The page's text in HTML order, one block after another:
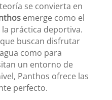
se convierta en
emerge como el
práctica deportiva.
buscan disfrutar
como para
un entorno de
Panthos ofrece las
perfecto.